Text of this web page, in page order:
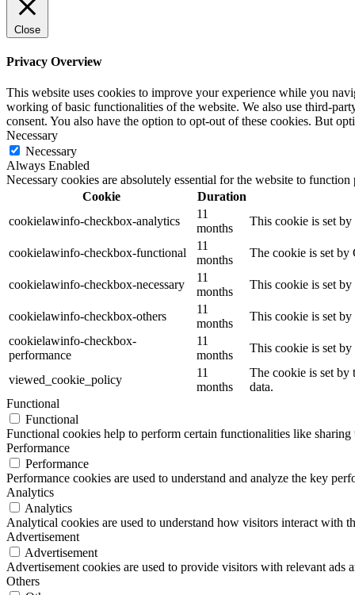
Close
Privacy Overview
This website uses cookies to improve your experience while you
working of basic functionalities of the website. We also use third-
consent. You also have the option to opt-out of these cookies. But
Necessary
Necessary
Always Enabled
Necessary cookies are absolutely essential for the website to
Cookie
Duration
cookielawinfo-checkbox-analytics
11
months
This cookie is set
cookielawinfo-checkbox-functional
11
months
The cookie is set by
cookielawinfo-checkbox-necessary
11
months
This cookie is set
cookielawinfo-checkbox-others
11
months
This cookie is set
cookielawinfo-checkbox-
performance
11
months
This cookie is set
viewed_cookie_policy
11
months
The cookie is set by
data.
Functional
Functional
Functional cookies help to perform certain functionalities like
Performance
Performance
Performance cookies are used to understand and analyze the key
Analytics
Analytics
Analytical cookies are used to understand how visitors interact with
Advertisement
Advertisement
Advertisement cookies are used to provide visitors with relevant ads
Others